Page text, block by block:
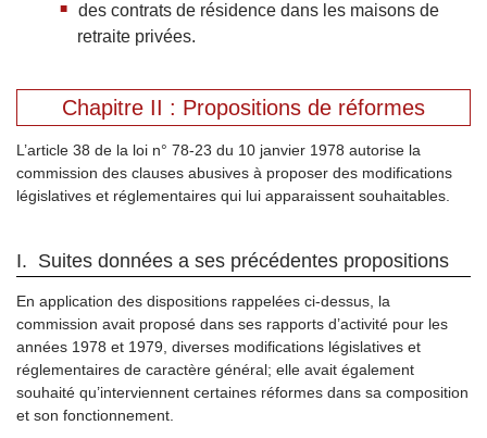
des contrats de résidence dans les maisons de
retraite privées.
Chapitre II : Propositions de réformes
L’article 38 de la loi n° 78-23 du 10 janvier 1978 autorise la
commission des clauses abusives à proposer des modifications
législatives et réglementaires qui lui apparaissent souhaitables.
I. Suites données a ses précédentes propositions
En application des dispositions rappelées ci-dessus, la
commission avait proposé dans ses rapports d’activité pour les
années 1978 et 1979, diverses modifications législatives et
réglementaires de caractère général; elle avait également
souhaité qu’interviennent certaines réformes dans sa composition
et son fonctionnement.